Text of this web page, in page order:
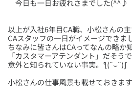
以上が入社6年目CA職、小松さんの主
CAスタッフの一日がイメージできま
ちなみに皆さんはCAってなんの略か
「カスタマーアテンダント」だそうで